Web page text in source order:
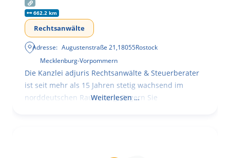
662.2 km
Rechtsanwälte
Adresse: Augustenstraße 21,18055Rostock
Mecklenburg-Vorpommern
Die Kanzlei adjuris Rechtsanwälte & Steuerberater
ist seit mehr als 15 Jahren stetig wachsend im
norddeutschen Raum tätig. Zögern Sie
Weiterlesen …